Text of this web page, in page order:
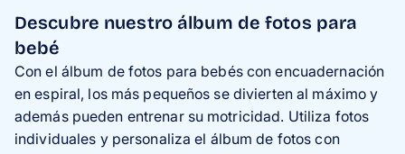
Descubre nuestro álbum de fotos para
bebé
Con el álbum de fotos para bebés con encuadernación
en espiral, los más pequeños se divierten al máximo y
además pueden entrenar su motricidad. Utiliza fotos
individuales y personaliza el álbum de fotos con